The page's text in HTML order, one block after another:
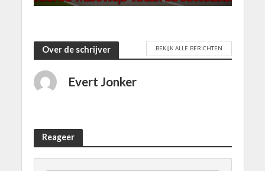
Over de schrijver BEKIJK ALLE BERICHTEN
Evert Jonker
Reageer